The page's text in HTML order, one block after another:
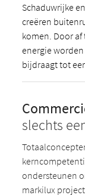
Schaduwrijke
creëren
komen. Door
energie
bijdraagt tot
slechts
ondersteunen
markilux